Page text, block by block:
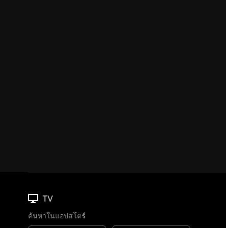
TV
ค้นหาในแอปสโตร์